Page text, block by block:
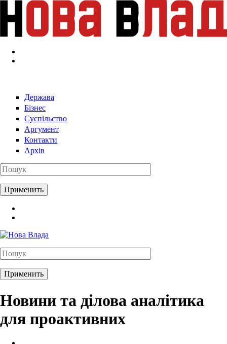
Перейти к основному содержанию
Держава
Бізнес
Суспільство
Аргумент
Контакти
Архів
Новини та ділова аналітика
для проактивних